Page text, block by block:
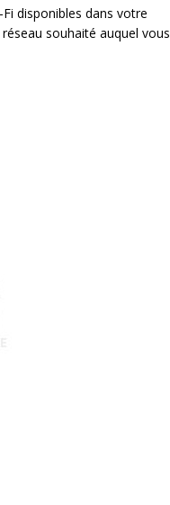
disponibles dans votre
souhaité auquel vous